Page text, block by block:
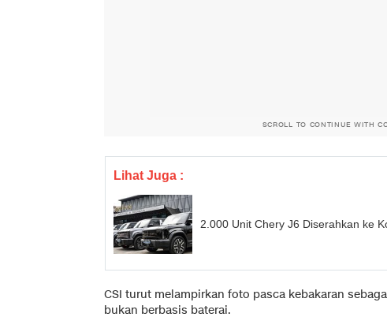
SCROLL TO CONTINUE WITH
Lihat Juga :
2.000 Unit Chery J6 Diserahkan ke
CSI turut melampirkan foto pasca kebakaran
bukan berbasis baterai.